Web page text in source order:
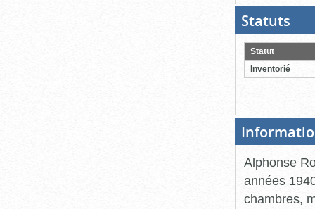
Statuts
pour
Statut
Inventorié
Alphonse
années
chambres,